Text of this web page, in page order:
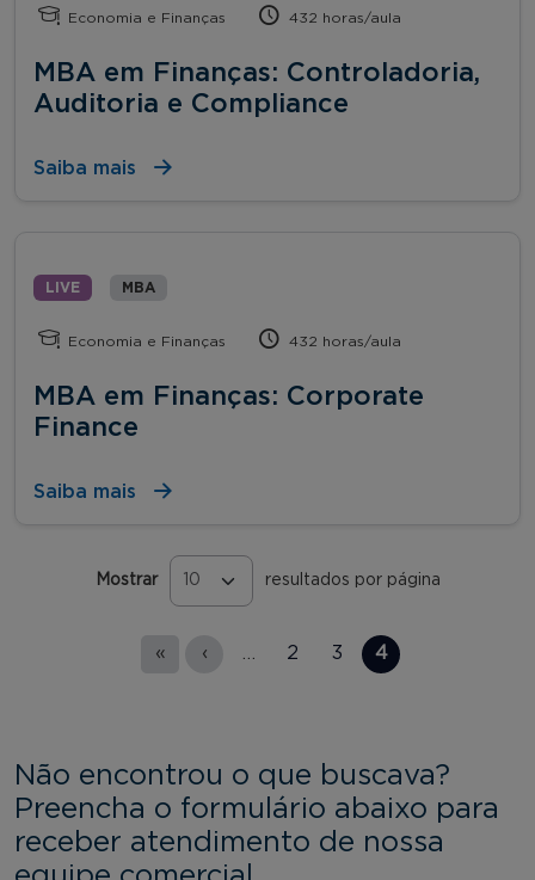
Economia e Finanças 432 horas/aula
MBA em Finanças: Controladoria,
Auditoria e Compliance
Saiba mais
LIVE MBA
Economia e Finanças 432 horas/aula
MBA em Finanças: Corporate
Finance
Saiba mais
Mostrar resultados por página
« ‹ 2 3 4
Não encontrou o que buscava?
Preencha o formulário abaixo para
receber atendimento de nossa